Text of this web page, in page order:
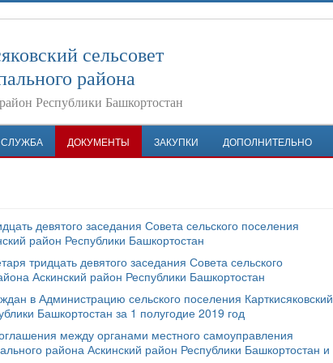
сельсовет
района
Республики Башкортостан
ДОКУМЕНТЫ ЗАКУПКИ ДОПОЛНИТЕЛЬНО
девятого заседания Совета сельского поселения
район Республики Башкортостан
тридцать девятого заседания Совета сельского
Аскинский район Республики Башкортостан
в Администрацию сельского поселения Карткисяковский
Башкортостан за 1 полугодие 2019 год
между органами местного самоуправления
района Аскинский район Республики Башкортостан и